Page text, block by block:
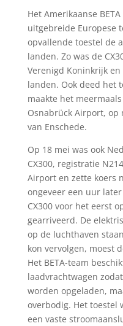
Het Amerikaanse
uitgebreide Europese
opvallende toestel de
landen. Zo was de
Verenigd Koninkrijk
landen. Ook deed het
maakte het
Osnabrück Airport,
van Enschede.
Op 18 mei was ook
CX300, registratie
Airport en zette koers
ongeveer een uur
CX300 voor het eerst
gearriveerd. De
op de luchthaven
kon vervolgen, moest
Het BETA-team
laadvrachtwagen
worden opgeladen,
overbodig. Het toestel
een vaste